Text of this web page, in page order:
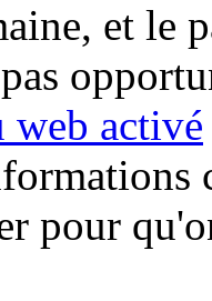
et le
web activé
pour